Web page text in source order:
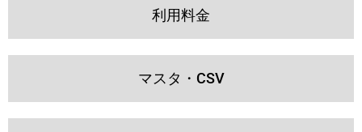
利用料金
マスタ・CSV